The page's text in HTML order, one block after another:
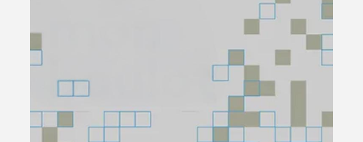
Avantages fidélité